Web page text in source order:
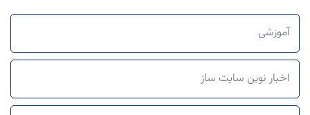
آموزشی
اخبار نوین سایت ساز